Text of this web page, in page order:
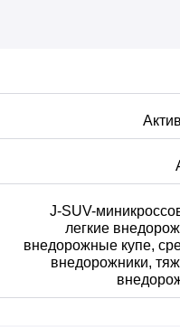
J-SUV-
легкие
внедорожные купе,
внедорожники,